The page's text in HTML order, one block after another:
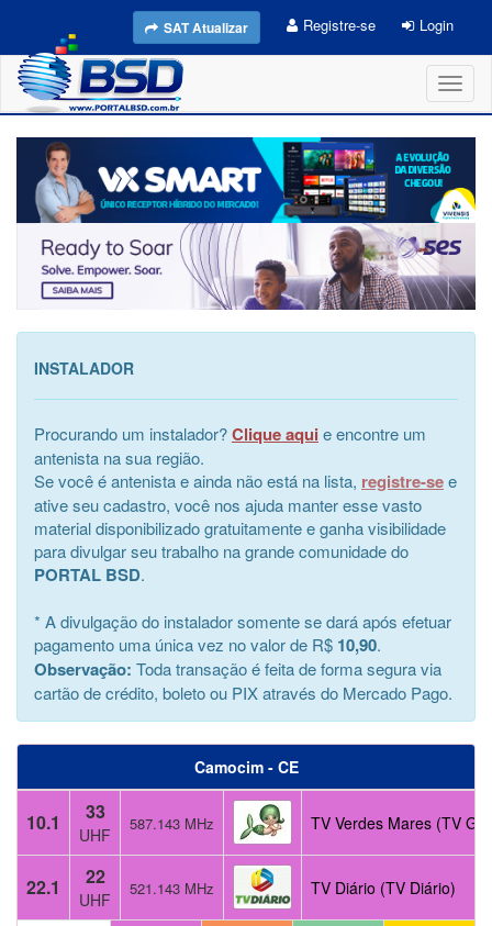
SAT Atualizar Registre-se Login
INSTALADOR
Procurando um instalador?Clique aqui e encontre um
antenista na sua região.
Se você é antenista e ainda não está na lista, registre-see
ative seu cadastro, você nos ajuda manter esse vasto
material disponibilizado gratuitamente e ganha visibilidade
para divulgar seu trabalho na grande comunidade do
PORTAL BSD.
* A divulgação do instalador somente se dará após efetuar
pagamento uma única vez no valor de R$ 10,90.
Observação: Toda transação é feita de forma segura via
cartão de crédito, boleto ou PIX através do Mercado Pago.
Camocim - CE
10.1 33
UHF
587.143 MHz TV Verdes Mares (TV
22.1 22
UHF
521.143 MHz TV Diário (TV Diário)